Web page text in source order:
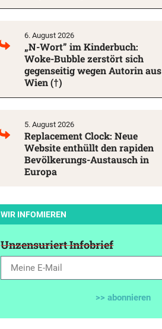
6. August 2026
„N-Wort” im Kinderbuch:
Woke-Bubble zerstört sich
gegenseitig wegen Autorin aus
Wien (†)
5. August 2026
Replacement Clock: Neue
Website enthüllt den rapiden
Bevölkerungs-Austausch in
Europa
WIR INFOMIEREN
Unzensuriert Infobrief
>> abonnieren